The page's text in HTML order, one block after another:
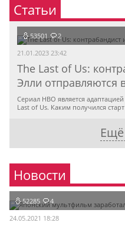
Статьи
53501 2
21.01.2023 23:42
The Last of Us:
Элли отправляются
Сериал HBO является
Last of Us. Каким получился
Ещё
Новости
52285 4
24.05.2021 18:28